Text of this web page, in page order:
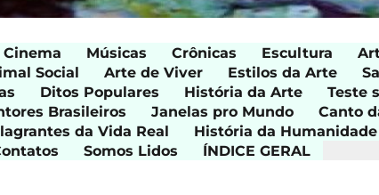
Cinema Músicas Crônicas Escultura
Social Arte de Viver Estilos da Arte
Ditos Populares História da Arte Teste
Brasileiros Janelas pro Mundo Canto
da Vida Real História da Humanidade
Somos Lidos ÍNDICE GERAL